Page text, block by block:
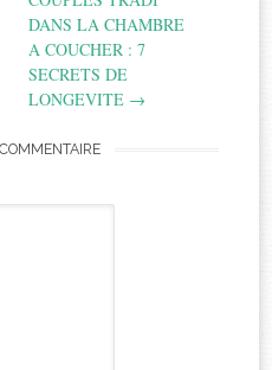
DANS LA CHAMBRE
A COUCHER : 7
SECRETS DE
LONGEVITE →